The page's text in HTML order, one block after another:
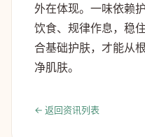
外在体现。一味依赖
饮食、规律作息，稳
合基础护肤，才能从
净肌肤。
← 返回资讯列表